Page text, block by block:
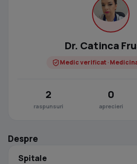
Dr. Catinca
Medic verificat ·
2
raspunsuri
0
aprecieri
Despre
Spitale